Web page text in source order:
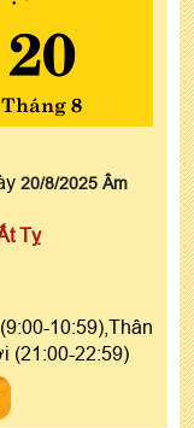
20
Tháng 8
20/8/2025 Âm
Tỵ
10:59),Thân
(21:00-22:59)